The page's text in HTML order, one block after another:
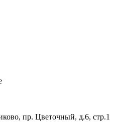
пр. Цветочный, д.6, стр.1